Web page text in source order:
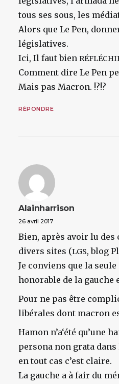
tous ses sous, les
Alors que Le Pen,
législatives.
Ici, Il faut bien
Comment dire Le Pen
Mais pas Macron. !?!?
RÉPONDRE
Alainharrison
26 avril 2017
Bien, après avoir lu
divers sites (LGS, blog
Je conviens que la
honorable de la gauche
Pour ne pas être
libérales dont macron
Hamon n’a‘été qu’une
persona non grata
en tout cas c’est claire.
La gauche a à fair du